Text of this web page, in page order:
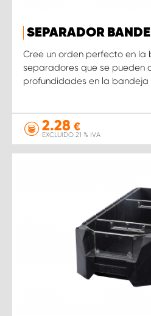
SEPARADOR
Cree un orden perfecto en la
separadores que se pueden
profundidades en la bandeja
2.28 €
EXCLUIDO 21 % IVA